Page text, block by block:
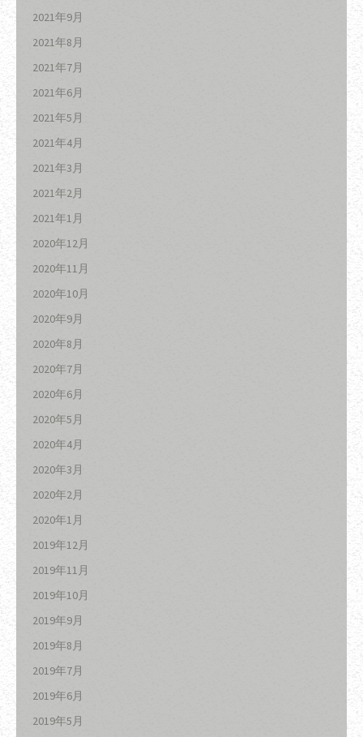
2021年9月
2021年8月
2021年7月
2021年6月
2021年5月
2021年4月
2021年3月
2021年2月
2021年1月
2020年12月
2020年11月
2020年10月
2020年9月
2020年8月
2020年7月
2020年6月
2020年5月
2020年4月
2020年3月
2020年2月
2020年1月
2019年12月
2019年11月
2019年10月
2019年9月
2019年8月
2019年7月
2019年6月
2019年5月